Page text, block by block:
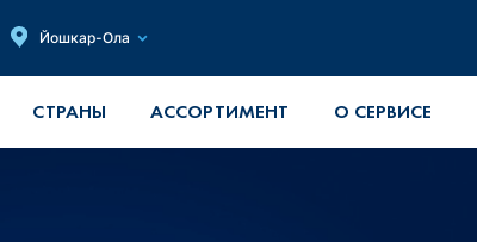
Йошкар-Ола
СТРАНЫ АССОРТИМЕНТ О СЕРВИСЕ